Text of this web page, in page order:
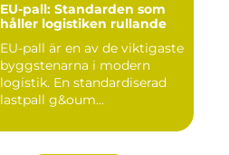
EU-pall: Standarden som
håller logistiken rullande
EU-pall är en av de viktigaste
byggstenarna i modern
logistik. En standardiserad
lastpall g&oum...